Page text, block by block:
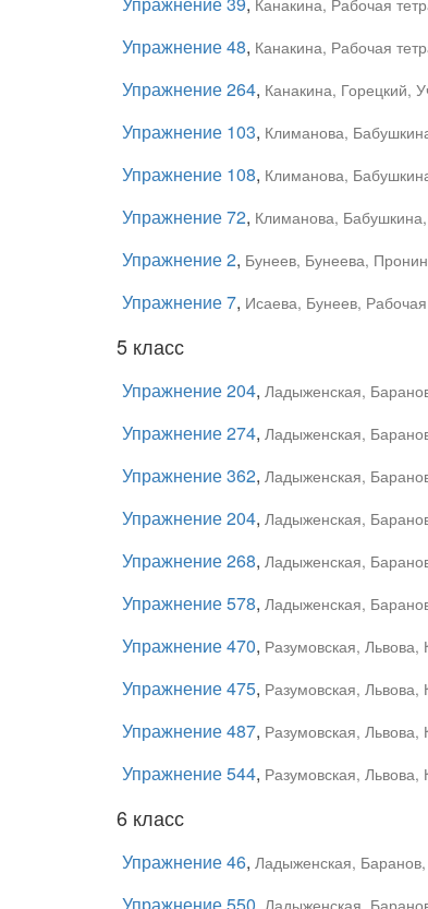
Канакина, Рабочая
Упражнение 48, Канакина, Рабочая
Упражнение 264, Канакина, Горецкий,
Упражнение 103, Климанова,
Упражнение 108, Климанова,
Упражнение 72, Климанова, Бабушкина,
Упражнение 2, Бунеев, Бунеева,
Упражнение 7, Исаева, Бунеев,
5 класс
Упражнение 204, Ладыженская,
Упражнение 274, Ладыженская,
Упражнение 362, Ладыженская,
Упражнение 204, Ладыженская,
Упражнение 268, Ладыженская,
Упражнение 578, Ладыженская,
Упражнение 470, Разумовская, Львова,
Упражнение 475, Разумовская, Львова,
Упражнение 487, Разумовская, Львова,
Упражнение 544, Разумовская, Львова,
6 класс
Упражнение 46, Ладыженская, Баранов,
Ладыженская,